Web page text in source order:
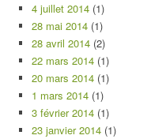
4 juillet 2014 (1)
28 mai 2014 (1)
28 avril 2014 (2)
22 mars 2014 (1)
20 mars 2014 (1)
1 mars 2014 (1)
3 février 2014 (1)
23 janvier 2014 (1)